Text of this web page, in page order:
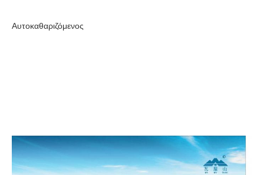
Αυτοκαθαριζόμενος